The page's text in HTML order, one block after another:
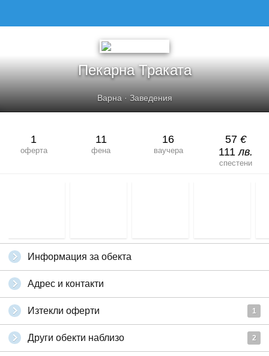
Пекарна Траката
Варна· Заведения
1
оферта
11
фена
16
ваучера
57 €
111лв.
спестени
Информация за обекта
Адрес и контакти
Изтекли оферти 1
Други обекти наблизо 2